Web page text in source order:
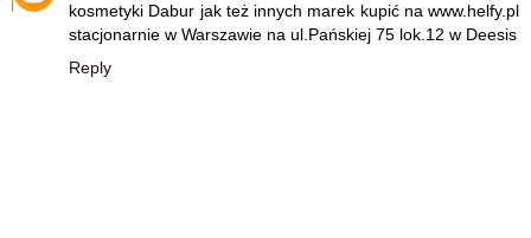
kosmetyki Dabur jak też innych marek kupić na www.helfy.pl
stacjonarnie w Warszawie na ul.Pańskiej 75 lok.12 w Deesis
Reply